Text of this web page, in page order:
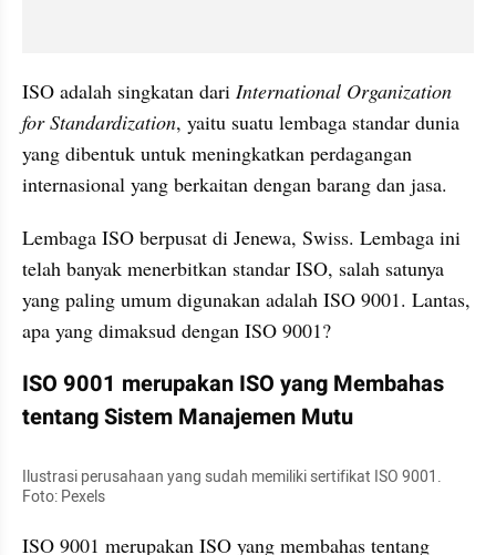
ISO adalah singkatan dari International Organization
for Standardization, yaitu suatu lembaga standar dunia
yang dibentuk untuk meningkatkan perdagangan
internasional yang berkaitan dengan barang dan jasa.
Lembaga ISO berpusat di Jenewa, Swiss. Lembaga ini
telah banyak menerbitkan standar ISO, salah satunya
yang paling umum digunakan adalah ISO 9001. Lantas,
apa yang dimaksud dengan ISO 9001?
ISO 9001 merupakan ISO yang Membahas
tentang Sistem Manajemen Mutu
Ilustrasi perusahaan yang sudah memiliki sertifikat ISO 9001.
Foto: Pexels